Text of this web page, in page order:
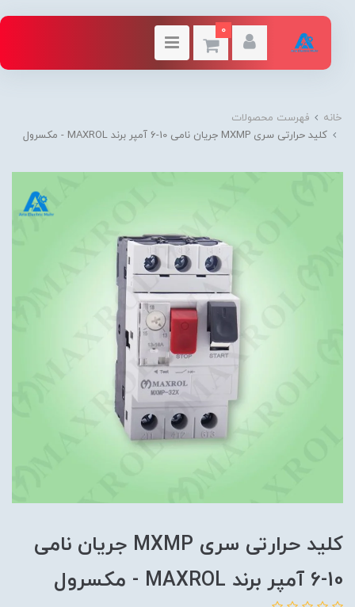
0
خانه
فهرست محصولات
کلید حرارتی سری MXMP جریان نامی 10-6 آمپر برند MAXROL - مکسرول
کلید حرارتی سری MXMP جریان نامی
10-6 آمپر برند MAXROL - مکسرول